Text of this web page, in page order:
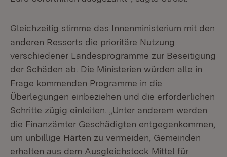
Gleichzeitig stimme das Innenministerium mit den
anderen Ressorts die prioritäre Nutzung
verschiedener Landesprogramme zur Beseitigung
der Schäden ab. Die Ministerien würden alle in
Frage kommenden Programme in die
Überlegungen einbeziehen und die erforderlichen
Schritte zügig einleiten. „Unter anderem werden
die Finanzämter Geschädigten entgegenkommen,
um unbillige Härten zu vermeiden, Gemeinden
erhalten aus dem Ausgleichstock Mittel für